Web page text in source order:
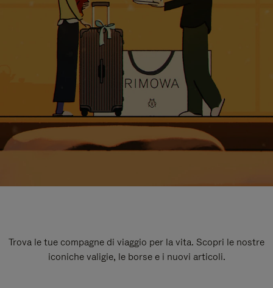
Trova le tue compagne di viaggio per la vita. Scopri le nostre
iconiche valigie, le borse e i nuovi articoli.